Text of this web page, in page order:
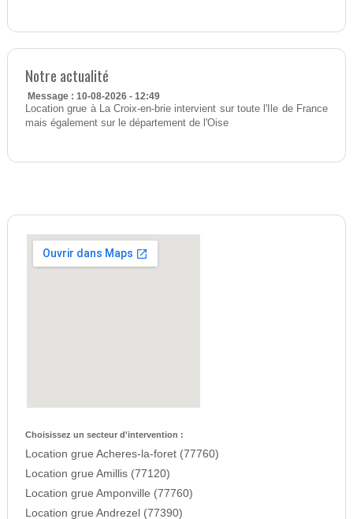
Notre actualité
Message : 10-08-2026 - 12:49
Location grue à La Croix-en-brie intervient sur toute l'Ile de France
mais également sur le département de l'Oise
Choisissez un secteur d'intervention :
Location grue Acheres-la-foret (77760)
Location grue Amillis (77120)
Location grue Amponville (77760)
Location grue Andrezel (77390)